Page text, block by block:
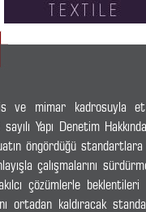
ve mimar kadrosuyla
Yapı Denetim
öngördüğü
çalışmalarını
çözümlerle
ortadan kaldıracak